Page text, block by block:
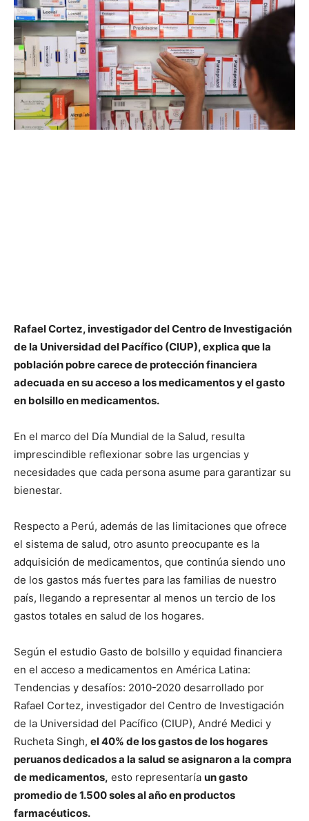
Rafael Cortez, investigador del Centro de Investigación
de la Universidad del Pacífico (CIUP), explica que la
población pobre carece de protección financiera
adecuada en su acceso a los medicamentos y el gasto
en bolsillo en medicamentos.
En el marco del Día Mundial de la Salud, resulta
imprescindible reflexionar sobre las urgencias y
necesidades que cada persona asume para garantizar su
bienestar.
Respecto a Perú, además de las limitaciones que ofrece
el sistema de salud, otro asunto preocupante es la
adquisición de medicamentos, que continúa siendo uno
de los gastos más fuertes para las familias de nuestro
país, llegando a representar al menos un tercio de los
gastos totales en salud de los hogares.
Según el estudio Gasto de bolsillo y equidad financiera
en el acceso a medicamentos en América Latina:
Tendencias y desafíos: 2010-2020 desarrollado por
Rafael Cortez, investigador del Centro de Investigación
de la Universidad del Pacífico (CIUP), André Medici y
Rucheta Singh, el 40% de los gastos de los hogares
peruanos dedicados a la salud se asignaron a la compra
de medicamentos, esto representaría un gasto
promedio de 1.500 soles al año en productos
farmacéuticos.